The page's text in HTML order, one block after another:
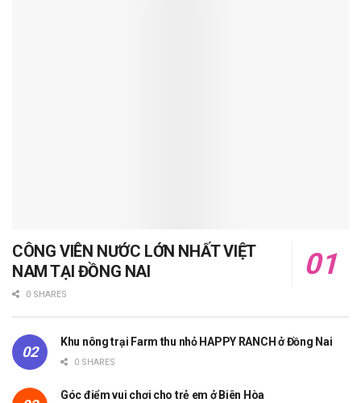
CÔNG VIÊN NƯỚC LỚN NHẤT VIỆT
NAM TẠI ĐỒNG NAI
0 SHARES
Khu nông trại Farm thu nhỏ HAPPY RANCH ở Đồng Nai
0 SHARES
Góc điểm vui chơi cho trẻ em ở Biên Hòa